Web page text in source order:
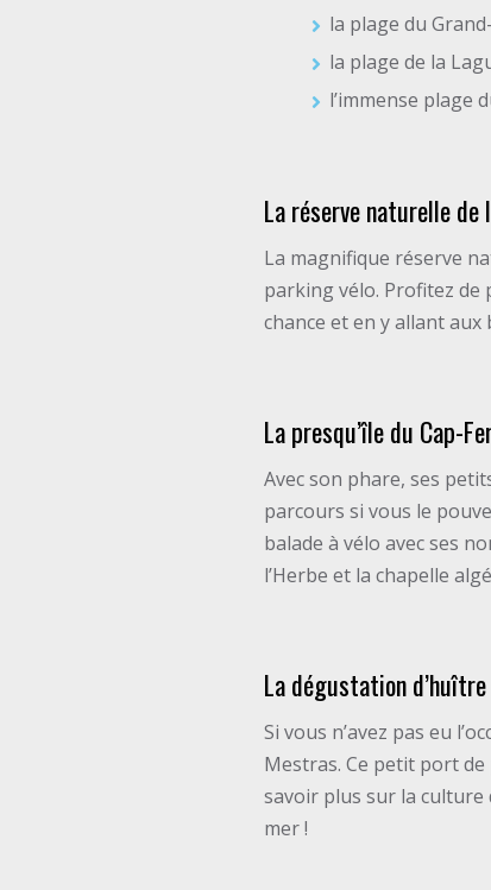
la plage du
la plage de la
l’immense plage
La réserve naturelle de
La magnifique réserve
parking vélo. Profitez de
chance et en y allant
La presqu’île du Cap-
Avec son phare, ses
parcours si vous le
balade à vélo avec ses
l’Herbe et la chapelle
La dégustation
Si vous n’avez pas eu
Mestras. Ce petit port
savoir plus sur la culture
mer !